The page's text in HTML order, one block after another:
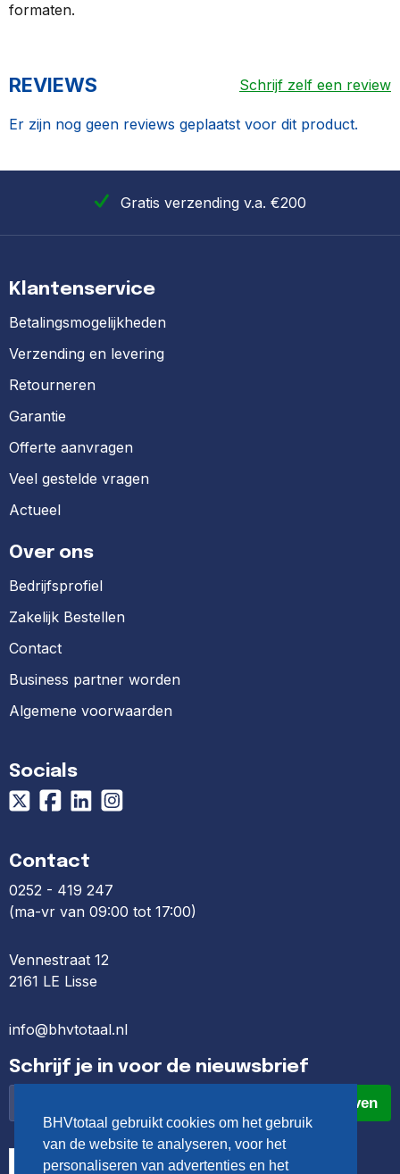
BHVtotaal gebruikt cookies om het gebruik
van de website te analyseren, voor het
personaliseren van advertenties en het
formaten.
REVIEWS Schrijf zelf een review
Er zijn nog geen reviews geplaatst voor dit product.
Gratis verzending v.a. €200
Klantenservice
Betalingsmogelijkheden
Verzending en levering
Retourneren
Garantie
Offerte aanvragen
Veel gestelde vragen
Actueel
Over ons
Bedrijfsprofiel
Zakelijk Bestellen
Contact
Business partner worden
Algemene voorwaarden
Socials
Contact
0252 - 419 247
(ma-vr van 09:00 tot 17:00)
Vennestraat 12
2161 LE Lisse
info@bhvtotaal.nl
Schrijf je in voor de nieuwsbrief
Inschrijven